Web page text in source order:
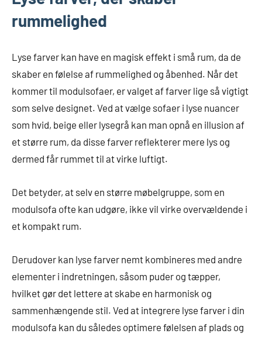
rummelighed
Lyse farver kan have en magisk effekt i små rum, da de
skaber en følelse af rummelighed og åbenhed. Når det
kommer til modulsofaer, er valget af farver lige så vigtigt
som selve designet. Ved at vælge sofaer i lyse nuancer
som hvid, beige eller lysegrå kan man opnå en illusion af
et større rum, da disse farver reflekterer mere lys og
dermed får rummet til at virke luftigt.
Det betyder, at selv en større møbelgruppe, som en
modulsofa ofte kan udgøre, ikke vil virke overvældende i
et kompakt rum.
Derudover kan lyse farver nemt kombineres med andre
elementer i indretningen, såsom puder og tæpper,
hvilket gør det lettere at skabe en harmonisk og
sammenhængende stil. Ved at integrere lyse farver i din
modulsofa kan du således optimere følelsen af plads og